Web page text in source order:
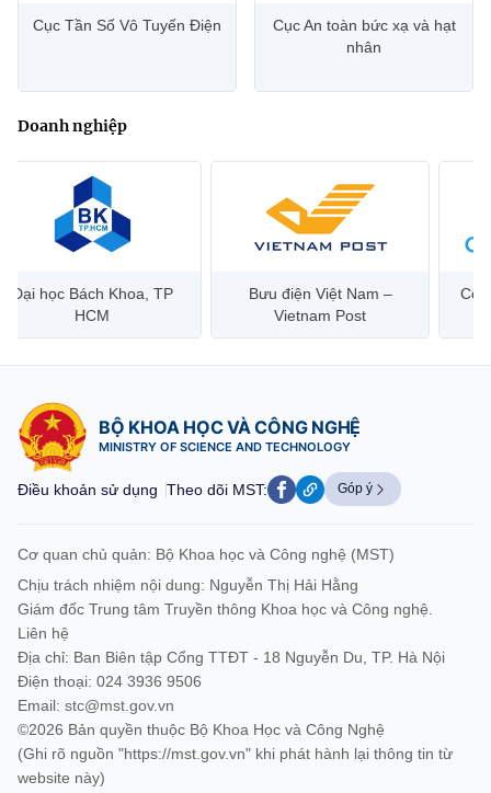
Cục Tần Số Vô Tuyến Điện
Cục An toàn bức xạ và hạt
nhân
Doanh nghiệp
Đại học Bách Khoa, TP
HCM
Bưu điện Việt Nam –
Vietnam Post
BỘ KHOA HỌC VÀ CÔNG NGHỆ
MINISTRY OF SCIENCE AND TECHNOLOGY
Điều khoản sử dụng Theo dõi MST: Góp ý
Cơ quan chủ quản: Bộ Khoa học và Công nghệ (MST)
Chịu trách nhiệm nội dung: Nguyễn Thị Hải Hằng
Giám đốc Trung tâm Truyền thông Khoa học và Công nghệ.
Liên hệ
Địa chỉ: Ban Biên tập Cổng TTĐT - 18 Nguyễn Du, TP. Hà Nội
Điện thoại: 024 3936 9506
Email: stc@mst.gov.vn
©2026 Bản quyền thuộc Bộ Khoa Học và Công Nghệ
(Ghi rõ nguồn "https://mst.gov.vn" khi phát hành lại thông tin từ
website này)